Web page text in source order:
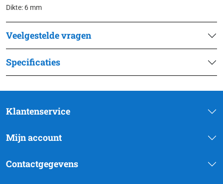
Dikte: 6 mm
Veelgestelde vragen
Specificaties
Klantenservice
Mijn account
Contactgegevens